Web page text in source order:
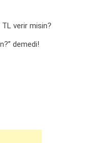
TL verir misin?
demedi!